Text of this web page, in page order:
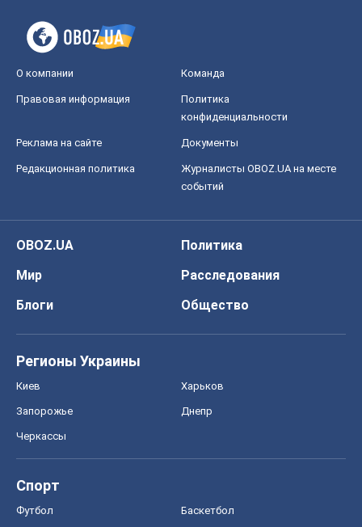
О компании Команда
Правовая информация
Политика
конфиденциальности
Реклама на сайте Документы
Редакционная политика
Журналисты OBOZ.UA на месте
событий
OBOZ.UA
Политика
Мир
Расследования
Блоги
Общество
Регионы Украины
Киев Харьков
Запорожье Днепр
Черкассы
Спорт
Футбол Баскетбол